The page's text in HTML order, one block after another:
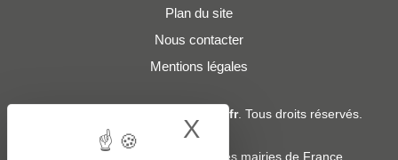
Plan du site
Nous contacter
Mentions légales
Adresses-Mairies.fr. Tous droits réservés.
Services :
Liste des adresses e-mails des mairies de France
X